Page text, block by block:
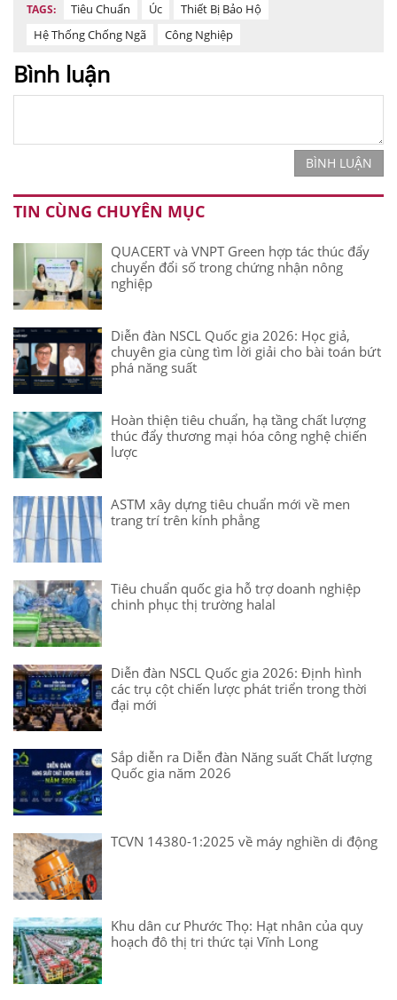
TAGS: Tiêu Chuẩn Úc
Thiết Bị Bảo Hộ
Hệ Thống Chống Ngã
Công Nghiệp
Bình luận
BÌNH LUẬN
TIN CÙNG CHUYÊN MỤC
QUACERT và VNPT Green hợp tác thúc đẩy
chuyển đổi số trong chứng nhận nông
nghiệp
Diễn đàn NSCL Quốc gia 2026: Học giả,
chuyên gia cùng tìm lời giải cho bài toán bứt
phá năng suất
Hoàn thiện tiêu chuẩn, hạ tầng chất lượng
thúc đẩy thương mại hóa công nghệ chiến
lược
ASTM xây dựng tiêu chuẩn mới về men
trang trí trên kính phẳng
Tiêu chuẩn quốc gia hỗ trợ doanh nghiệp
chinh phục thị trường halal
Diễn đàn NSCL Quốc gia 2026: Định hình
các trụ cột chiến lược phát triển trong thời
đại mới
Sắp diễn ra Diễn đàn Năng suất Chất lượng
Quốc gia năm 2026
TCVN 14380-1:2025 về máy nghiền di động
Khu dân cư Phước Thọ: Hạt nhân của quy
hoạch đô thị tri thức tại Vĩnh Long